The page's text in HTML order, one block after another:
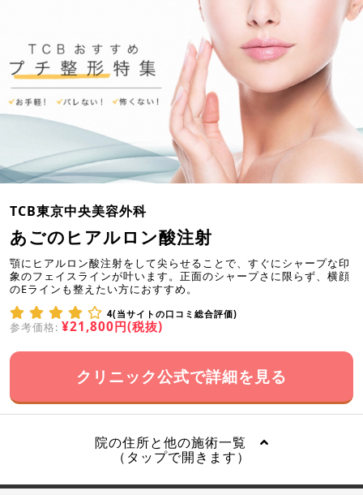
TCB東京中央美容外科
あごのヒアルロン酸注射
顎にヒアルロン酸注射をして尖らせることで、すぐにシャープな印
象のフェイスラインが叶います。正面のシャープさに限らず、横顔
のEラインも整えたい方におすすめ。
4(当サイトの口コミ総合評価)
参考価格: ¥21,800円(税抜)
クリニック公式で詳細を見る
院の住所と他の施術一覧
（タップで開きます）